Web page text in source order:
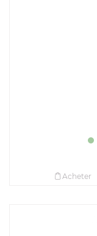
Acheter